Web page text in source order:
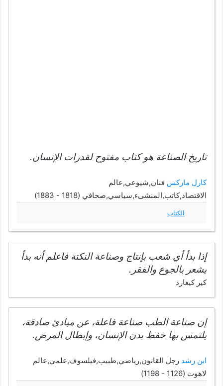
تاريخ الصناعة هو كتاب مفتوح لقدرات الإنسان.
كارل ماركس فنان,شيوعي,عالم
الاقتصاد,كاتب,المنشىء,سياسي,صحافي (1818 - 1883)
الكتاب
إذا بدأ أي شعب بإنتاج وصناعة النكتة فاعلم أنه بدأ
يشعر بالجوع والفقر.
كير كيغارد
إن صناعة الطب صناعة فاعلة، عن مبادئ صادقة،
يلتمس بها حفظ بدن الإنسان، وإبطال المرض.
ابن رشد رجل القانون,رياضي,طبيب,فيلسوف,علمي,عالم
لاهوت (1126 - 1198)